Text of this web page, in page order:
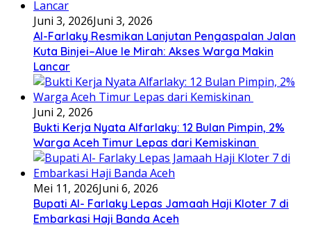
Juni 3, 2026Juni 3, 2026
Al-Farlaky Resmikan Lanjutan Pengaspalan Jalan
Kuta Binjei–Alue Ie Mirah: Akses Warga Makin
Lancar
Juni 2, 2026
Bukti Kerja Nyata Alfarlaky: 12 Bulan Pimpin, 2%
Warga Aceh Timur Lepas dari Kemiskinan ‎
Mei 11, 2026Juni 6, 2026
Bupati Al- Farlaky Lepas Jamaah Haji Kloter 7 di
Embarkasi Haji Banda Aceh